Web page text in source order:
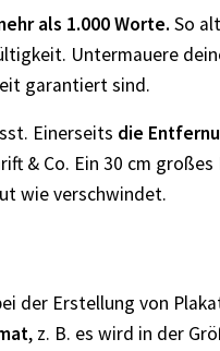
als 1.000 Worte. So
Untermauere
garantiert sind.
Einerseits die
& Co. Ein 30 cm
wie verschwindet.
der Erstellung von
, z. B. es wird in der